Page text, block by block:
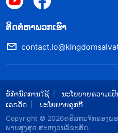
ໂຫດຮ້າຍອໍາມະຫິດ! ການຮ່ວມ
ກົນອຸບາຍ, ການຈ່ອງດືງກັນ, ກາ
ມັນຈະໝົດສິ້ນໄປ? ເຖິງແມ່ນວ່າ
ເພື່ອອາຊີບວຽກງານ, ໂອກາດໃ
ທະນົງຕົວ ແລະ ເງິນຄໍາຂອງພວກ
​ຕິດ​ຕໍ່​ຫາ​ພວກ​ເຮົາ
ຂໍ້ກຳນົດການໃຊ້
ນະໂຍບາຍຄວາມເ
ເຄຣດິດ
ນະໂຍບາຍຄຸກກີ
Copyright © 2026ຄຣິສຕະຈັກຂອງພ
ພາບສູງສຸດ ສະຫງວນລິຂະສິດ.